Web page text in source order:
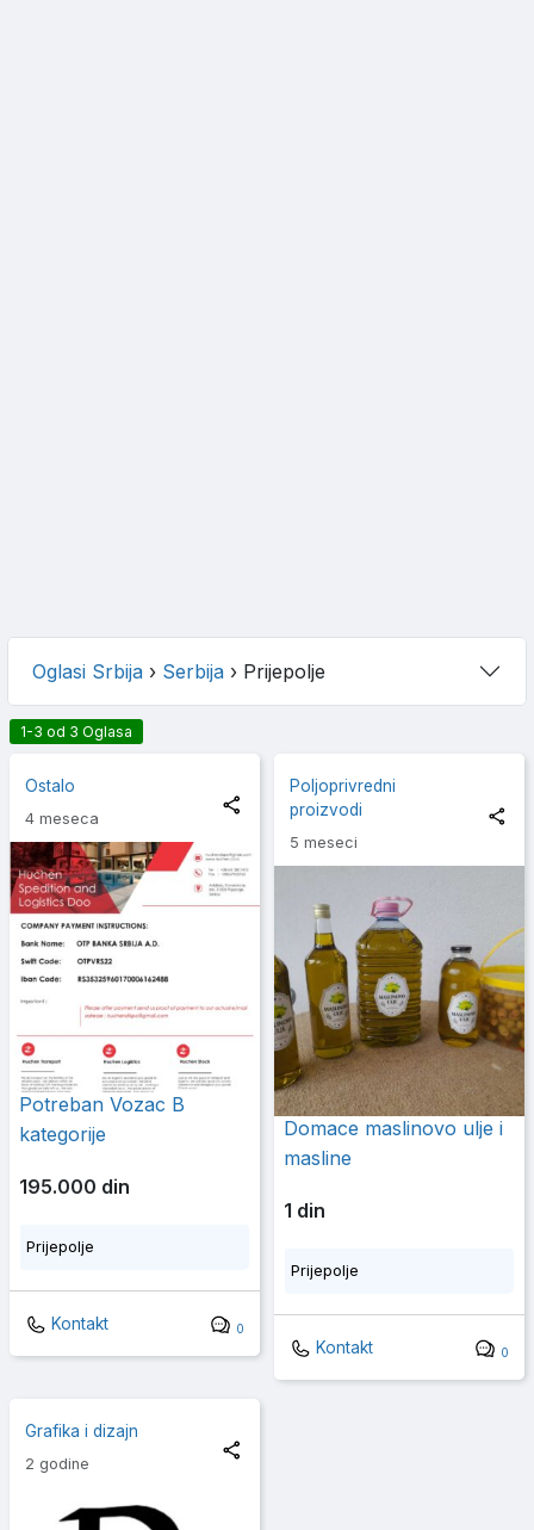
Oglasi Srbija › Serbija › Prijepolje
1-3 od 3 Oglasa
Ostalo
4 meseca
Potreban Vozac B
kategorije
195.000 din
Prijepolje
Kontakt 0
Poljoprivredni
proizvodi
5 meseci
Domace maslinovo ulje i
masline
1 din
Prijepolje
Kontakt 0
Grafika i dizajn
2 godine